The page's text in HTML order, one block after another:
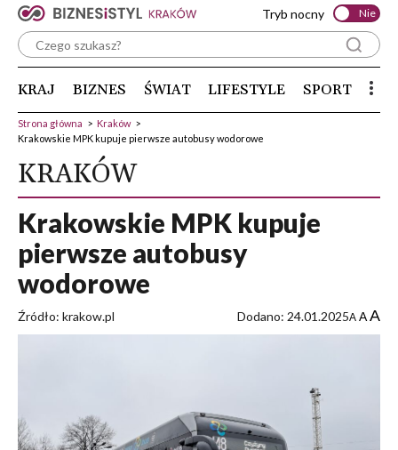
Tryb nocny Nie
KRAJ BIZNES ŚWIAT LIFESTYLE SPORT
Strona główna > Kraków >
Krakowskie MPK kupuje pierwsze autobusy wodorowe
KRAKÓW
Krakowskie MPK kupuje
pierwsze autobusy
wodorowe
Źródło: krakow.pl Dodano: 24.01.2025A AA